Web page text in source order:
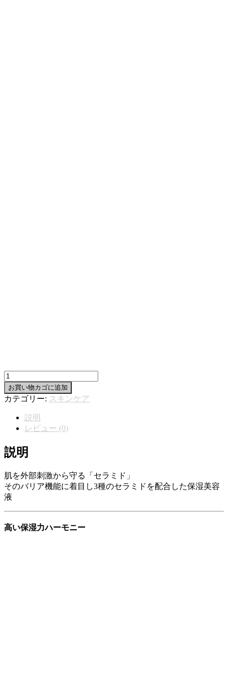
Double
Moisturizing
Serum
個
お買い物カゴに追加
カテゴリー: スキンケア
説明
レビュー (0)
説明
肌を外部刺激から守る「セラミド」
そのバリア機能に着目し3種のセラミドを配合した保湿美容
液
高い保湿力ハーモニー